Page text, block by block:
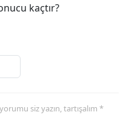
kaçtır?
siz yazın, tartışalım *